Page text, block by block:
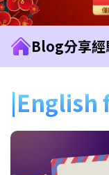
Blog分享
English